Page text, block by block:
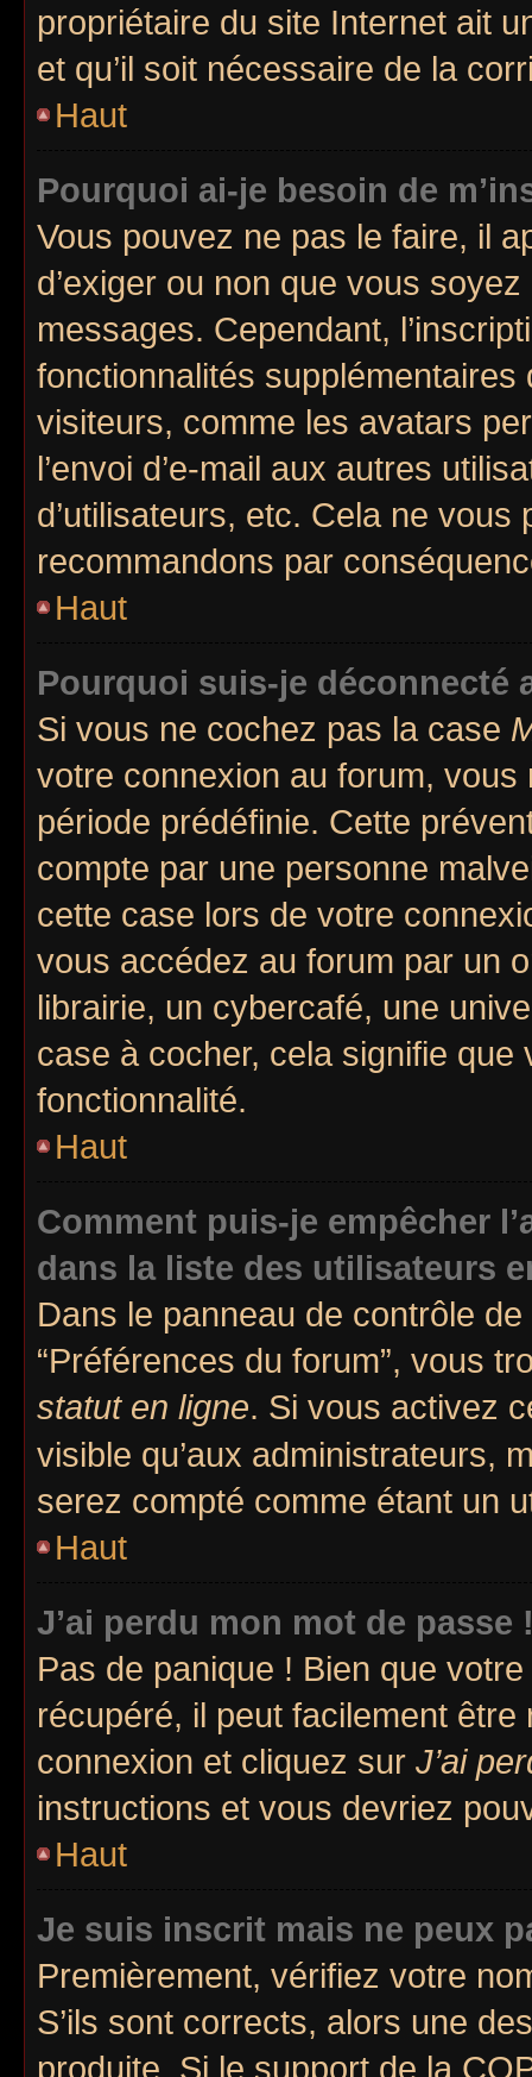
propriétaire du site Internet ait
et qu’il soit nécessaire de la
Haut
Pourquoi ai-je besoin de
Vous pouvez ne pas le faire, il
d’exiger ou non que vous
messages. Cependant,
fonctionnalités
visiteurs, comme les avatars
l’envoi d’e-mail aux autres
d’utilisateurs, etc. Cela ne
recommandons par
Haut
Pourquoi suis-je déconnecté
Si vous ne cochez pas la case
votre connexion au forum,
période prédéfinie. Cette
compte par une personne
cette case lors de votre
vous accédez au forum par un
librairie, un cybercafé, une
case à cocher, cela signifie
fonctionnalité.
Haut
Comment puis-je empêcher
dans la liste des utilisateurs
Dans le panneau de contrôle
“Préférences du forum”, vous
statut en ligne. Si vous activez
visible qu’aux administrateurs,
serez compté comme étant un
Haut
J’ai perdu mon mot de passe
Pas de panique ! Bien que
récupéré, il peut facilement
connexion et cliquez sur J’ai
instructions et vous devriez
Haut
Je suis inscrit mais ne peux
Premièrement, vérifiez votre
S’ils sont corrects, alors une
produite. Si le support de la